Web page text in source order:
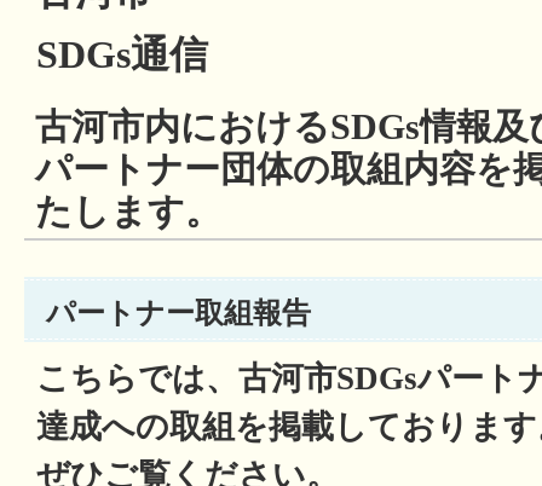
SDGs通信
古河市内におけるSDGs情報及
パートナー団体の取組内容を
たします。
パートナー取組報告
こちらでは、古河市SDGsパート
達成への取組を掲載しておりま
ぜひご覧ください。